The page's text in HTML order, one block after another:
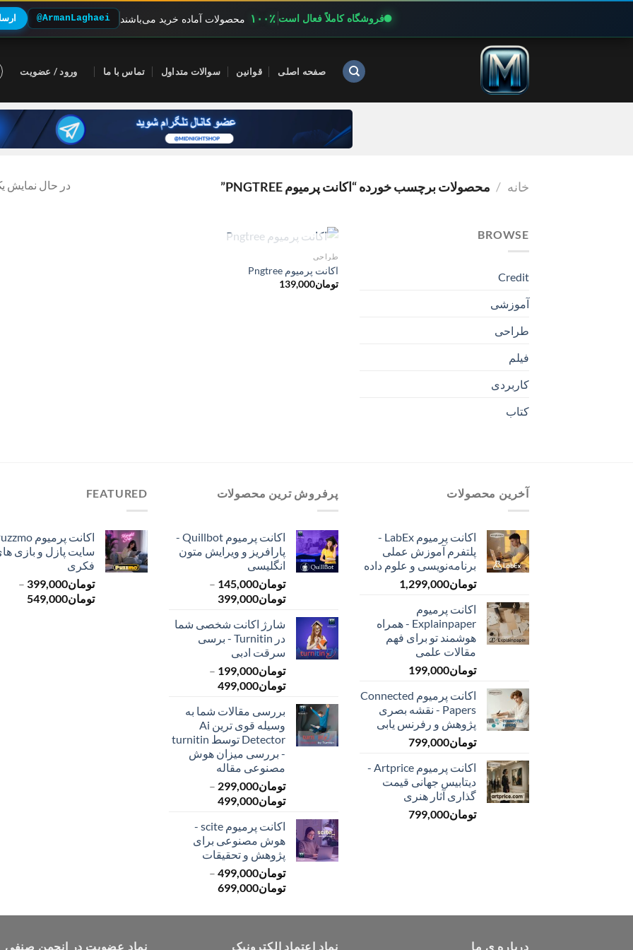
فروشگاه کاملاً فعال است ۱۰۰٪ محصولات آماده خرید می‌باشند @ArmanLaghaei
صفحه اصلی قوانین سوالات متداول تماس با ما ورود / عضویت
خانه / محصولات برچسب خورده “اکانت پرمیوم PNGTREE” در حال نمایش
BROWSE
Credit
آموزشی
طراحی
فیلم
کاربردی
کتاب
طراحی
اکانت پرمیوم Pngtree
تومان139,000
آخرین محصولات
اکانت پرمیوم LabEx -
پلتفرم آموزش عملی
برنامه‌نویسی و علوم داده
تومان1,299,000
اکانت پرمیوم
Explainpaper - همراه
هوشمند تو برای فهم
مقالات علمی
تومان199,000
اکانت پرمیوم Connected
Papers - نقشه بصری
پژوهش و رفرنس یابی
تومان799,000
اکانت پرمیوم Artprice -
دیتابیس جهانی قیمت
‌گذاری آثار هنری
تومان799,000
پرفروش ترین محصولات
اکانت پرمیوم Quillbot -
پارافریز و ویرایش متون
انگلیسی
تومان145,000
–
تومان399,000
تومان145,000
تا
شارژ اکانت شخصی شما
در Turnitin - برسی
سرقت ادبی
تومان199,000
–
تومان499,000محدوده
تومان199,000
تا
تومان499,000
بررسی مقالات شما به
وسیله قوی ترین Ai
Detector توسط turnitin
- بررسی میزان هوش
مصنوعی مقاله
تومان299,000
–
تومان499,000محدوده
تا
تومان499,000
اکانت پرمیوم scite -
هوش مصنوعی برای
پژوهش و تحقیقات
تومان499,000
–
تومان699,000محدوده
تومان499,000
FEATURED
سایت پازل و بازی
فکری
تومان399,000
–
تومان549,000
درباره ی ما نماد اعتماد الکترونیک نماد عضویت در انجمن صنفی